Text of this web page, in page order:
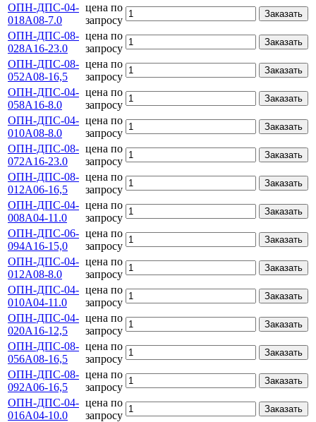
ОПН-ДПС-04-
018А08-7.0
цена по
запросу
Заказать
ОПН-ДПС-08-
028А16-23.0
цена по
запросу
Заказать
ОПН-ДПС-08-
052А08-16,5
цена по
запросу
Заказать
ОПН-ДПС-04-
058А16-8.0
цена по
запросу
Заказать
ОПН-ДПС-04-
010А08-8.0
цена по
запросу
Заказать
ОПН-ДПС-08-
072А16-23.0
цена по
запросу
Заказать
ОПН-ДПС-08-
012А06-16,5
цена по
запросу
Заказать
ОПН-ДПС-04-
008А04-11.0
цена по
запросу
Заказать
ОПН-ДПС-06-
094А16-15,0
цена по
запросу
Заказать
ОПН-ДПС-04-
012А08-8.0
цена по
запросу
Заказать
ОПН-ДПС-04-
010А04-11.0
цена по
запросу
Заказать
ОПН-ДПС-04-
020А16-12,5
цена по
запросу
Заказать
ОПН-ДПС-08-
056А08-16,5
цена по
запросу
Заказать
ОПН-ДПС-08-
092А06-16,5
цена по
запросу
Заказать
ОПН-ДПС-04-
016А04-10.0
цена по
запросу
Заказать